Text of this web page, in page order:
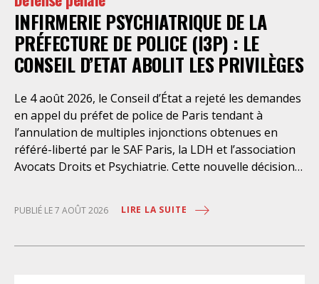
INFIRMERIE PSYCHIATRIQUE DE LA
PRÉFECTURE DE POLICE (I3P) : LE
CONSEIL D’ETAT ABOLIT LES PRIVILÈGES
Le 4 août 2026, le Conseil d’État a rejeté les demandes
en appel du préfet de police de Paris tendant à
l’annulation de multiples injonctions obtenues en
référé-liberté par le SAF Paris, la LDH et l’association
Avocats Droits et Psychiatrie. Cette nouvelle décision
personnes retenues à l’infirmerie psychiatrique de la
préfecture de police de Paris. Près d’ici mais loin des
PUBLIÉ LE 7 AOÛT 2026 LIRE LA SUITE